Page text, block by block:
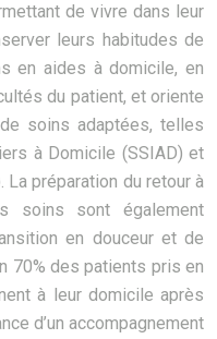
de vivre dans leur
leurs habitudes de
en aides à domicile, en
du patient, et oriente
soins adaptées, telles
à Domicile (SSIAD) et
La préparation du retour à
soins sont également
en douceur et de
70% des patients pris en
à leur domicile après
d’un accompagnement